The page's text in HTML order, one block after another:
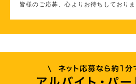
皆様のご応募、心よりお待ちしておりま